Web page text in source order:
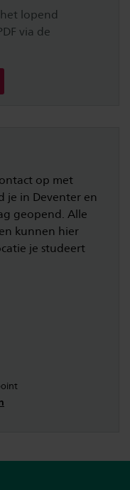
lopend
via de
op met
je in Deventer en
geopend. Alle
kunnen hier
je studeert